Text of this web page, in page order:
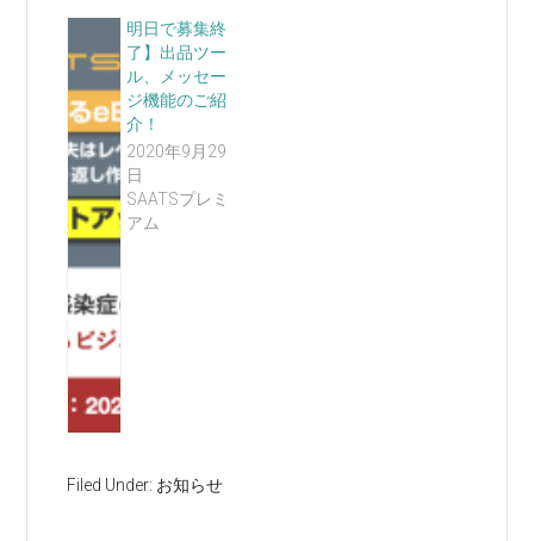
明日で募集終
了】出品ツー
ル、メッセー
ジ機能のご紹
介！
2020年9月29
日
SAATSプレミ
アム
Filed Under: お知らせ